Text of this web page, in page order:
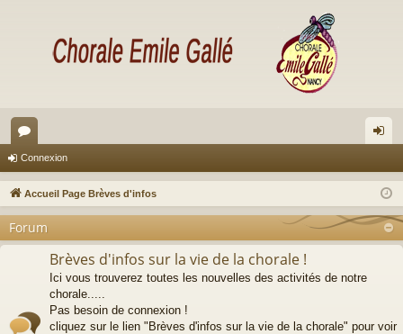
or
u
s
ne
on
Connexion
Accueil Page Brèves d'infos
Forum
Brèves d'infos sur la vie de la chorale !
Ici vous trouverez toutes les nouvelles des activités de notre
chorale.....
Pas besoin de connexion !
cliquez sur le lien "Brèves d'infos sur la vie de la chorale" pour voir